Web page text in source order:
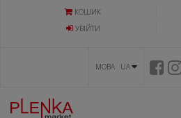
КОШИК
УВIЙТИ
МОВА UA